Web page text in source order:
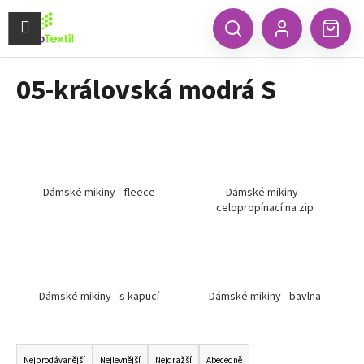
obsah
HledatPřihlášení
Menu
05-královská modrá S
Dámské mikiny - fleece
Dámské mikiny -
celopropínací na zip
Dámské mikiny - s kapucí Dámské mikiny - bavlna
Ř
Nejprodávanější Nejlevnější Nejdražší Abecedně
K
š Zpět
Zpět
C
e